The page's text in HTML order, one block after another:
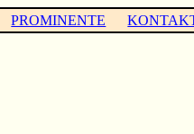
PROMINENTE